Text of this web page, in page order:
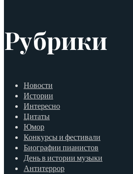
Рубрики
Новости
Истории
Интересно
Цитаты
Юмор
Конкурсы и фестивали
Биографии пианистов
День в истории музыки
Антитеррор